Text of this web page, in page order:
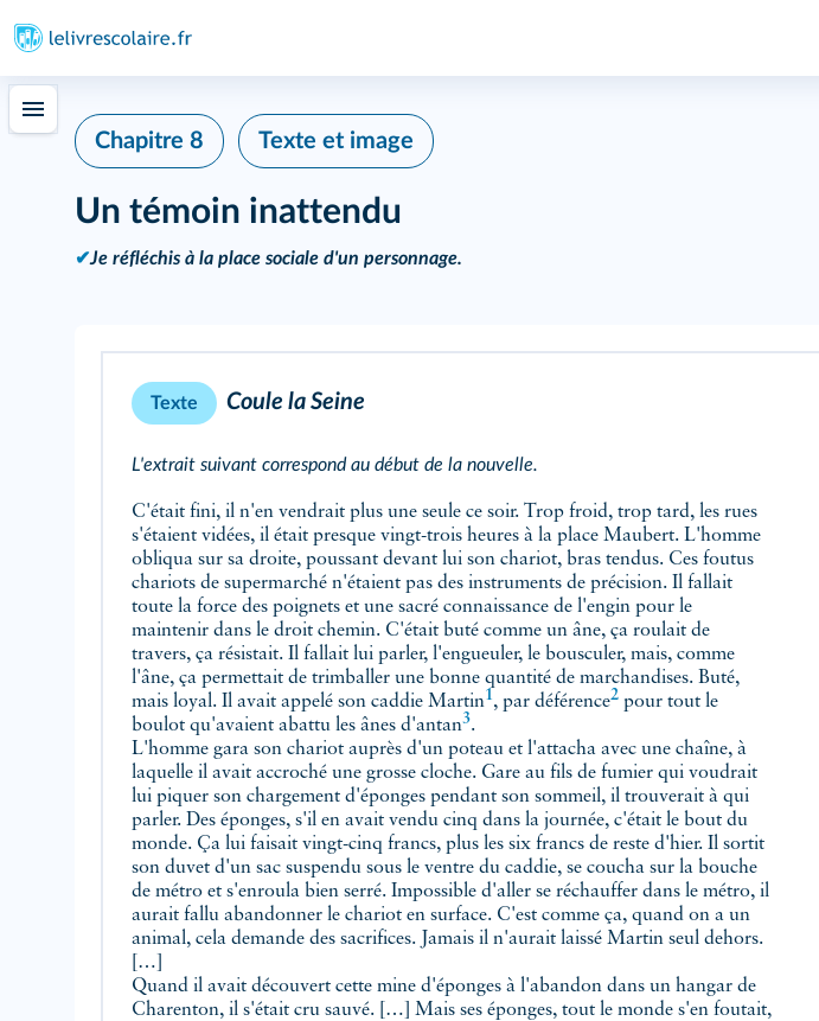
Chapitre 8 Texte et image
Un témoin inattendu
✔Je réfléchis à la place sociale d'un personnage.
Texte Coule la Seine
L'extrait suivant correspond au début de la nouvelle.
C'était fini, il n'en vendrait plus une seule ce soir. Trop froid, trop tard, les rues
s'étaient vidées, il était presque vingt-trois heures à la place Maubert. L'homme
obliqua sur sa droite, poussant devant lui son chariot, bras tendus. Ces foutus
chariots de supermarché n'étaient pas des instruments de précision. Il fallait
toute la force des poignets et une sacré connaissance de l'engin pour le
maintenir dans le droit chemin. C'était buté comme un âne, ça roulait de
travers, ça résistait. Il fallait lui parler, l'engueuler, le bousculer, mais, comme
l'âne, ça permettait de trimballer une bonne quantité de marchandises. Buté,
mais loyal. Il avait appelé son caddie Martin1, par déférence2 pour tout le
boulot qu'avaient abattu les ânes d'antan3.
L'homme gara son chariot auprès d'un poteau et l'attacha avec une chaîne, à
laquelle il avait accroché une grosse cloche. Gare au fils de fumier qui voudrait
lui piquer son chargement d'éponges pendant son sommeil, il trouverait à qui
parler. Des éponges, s'il en avait vendu cinq dans la journée, c'était le bout du
monde. Ça lui faisait vingt-cinq francs, plus les six francs de reste d'hier. Il sortit
son duvet d'un sac suspendu sous le ventre du caddie, se coucha sur la bouche
de métro et s'enroula bien serré. Impossible d'aller se réchauffer dans le métro, il
aurait fallu abandonner le chariot en surface. C'est comme ça, quand on a un
animal, cela demande des sacrifices. Jamais il n'aurait laissé Martin seul dehors.
[…]
Quand il avait découvert cette mine d'éponges à l'abandon dans un hangar de
Charenton, il s'était cru sauvé. […] Mais ses éponges, tout le monde s'en foutait,